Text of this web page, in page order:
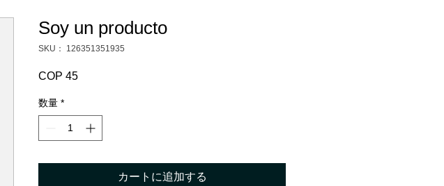
Soy un producto
SKU： 126351351935
COP 45価
数量 *
カートに追加する